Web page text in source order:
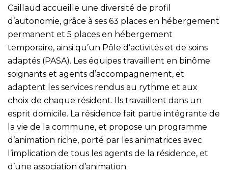
Caillaud accueille une diversité de profil
d’autonomie, grâce à ses 63 places en hébergement
permanent et 5 places en hébergement
temporaire, ainsi qu’un Pôle d’activités et de soins
adaptés (PASA). Les équipes travaillent en binôme
soignants et agents d’accompagnement, et
adaptent les services rendus au rythme et aux
choix de chaque résident. Ils travaillent dans un
esprit domicile. La résidence fait partie intégrante de
la vie de la commune, et propose un programme
d’animation riche, porté par les animatrices avec
l’implication de tous les agents de la résidence, et
d’une association d’animation.